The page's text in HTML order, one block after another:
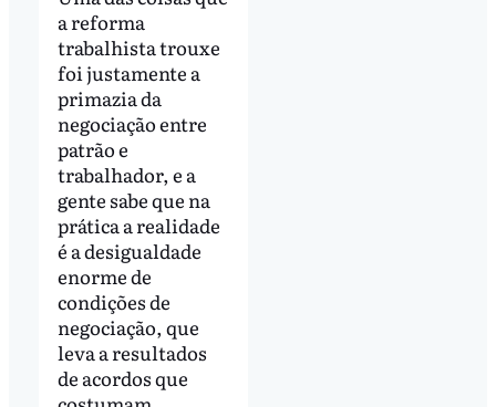
a reforma
trabalhista trouxe
foi justamente a
primazia da
negociação entre
patrão e
trabalhador, e a
gente sabe que na
prática a realidade
é a desigualdade
enorme de
condições de
negociação, que
leva a resultados
de acordos que